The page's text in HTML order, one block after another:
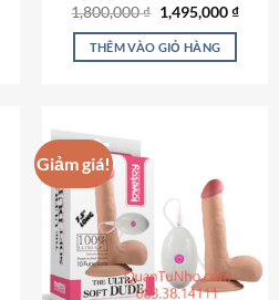
Được xếp
hạng4.89
5 sao
1,800,000₫ Giá
gốc
là:
1,800,000 ₫.
1,495,000₫Giá
THÊM VÀO GIỎ HÀNG
Giảm giá!